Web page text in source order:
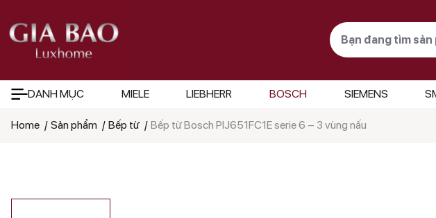
Tìm
kiếm
sản
phẩm
DANH MỤC MIELE LIEBHERR BOSCH SIEMENS
Home Sản phẩm Bếp từ Bếp từ Bosch PIJ651FC1E serie 6 – 3 vùng nấu